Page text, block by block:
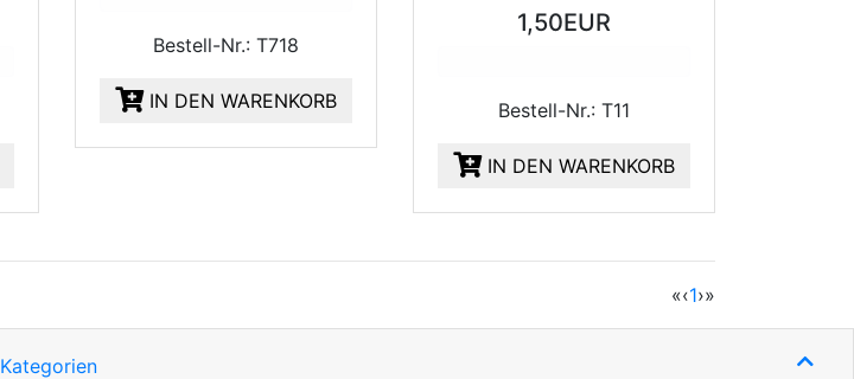
Bestell-Nr.: T718
IN DEN WARENKORB
1,50EUR
Bestell-Nr.: T11
IN DEN WARENKORB
«‹1(current)
›»
Kategorien